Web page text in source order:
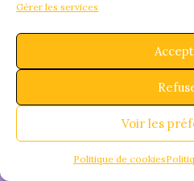
Gérer les services
Voir les
Politique de cookies